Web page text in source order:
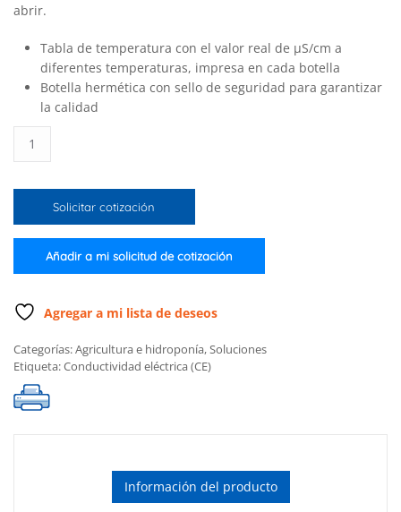
abrir.
Tabla de temperatura con el valor real de µS/cm a
diferentes temperaturas, impresa en cada botella
Botella hermética con sello de seguridad para garantizar
la calidad
estándar
conductividad
µS/cm
(1L)
Solicitar cotización
Añadir a mi solicitud de cotización
Agregar a mi lista de deseos
Categorías:Agricultura e hidroponía,Soluciones
Etiqueta:Conductividad eléctrica (CE)
Información del producto